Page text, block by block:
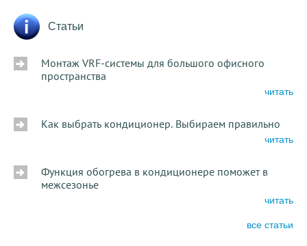
Статьи
Монтаж VRF-системы для большого офисного
пространства
читать
Как выбрать кондиционер. Выбираем правильно
читать
Функция обогрева в кондиционере поможет в
межсезонье
читать
все статьи